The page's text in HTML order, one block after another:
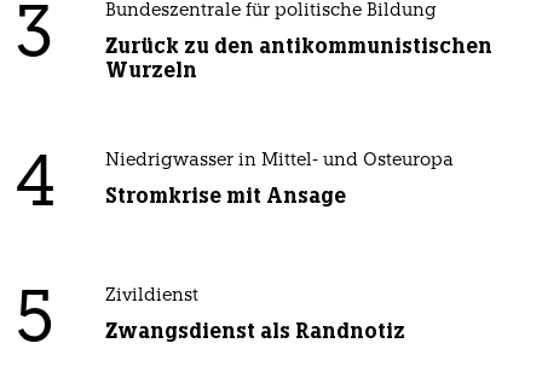
3 Bundeszentrale für politische Bildung
Zurück zu den antikommunistischen
Wurzeln
4 Niedrigwasser in Mittel- und Osteuropa
Stromkrise mit Ansage
5 Zivildienst
Zwangsdienst als Randnotiz